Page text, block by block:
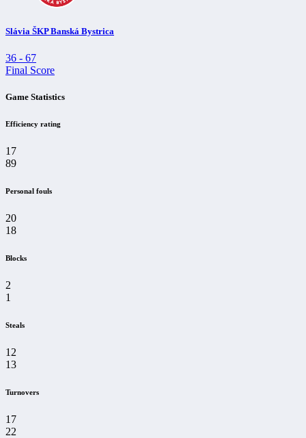
Slávia ŠKP Banská Bystrica
36 - 67
Final Score
Game Statistics
Efficiency rating
17
89
Personal fouls
20
18
Blocks
2
1
Steals
12
13
Turnovers
17
22